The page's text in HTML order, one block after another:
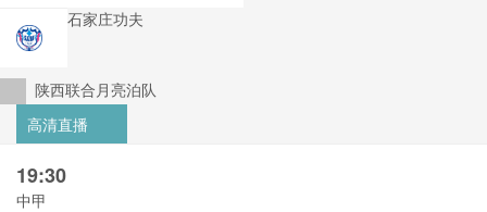
石家庄功夫
陕西联合月亮泊队
高清直播
19:30
中甲